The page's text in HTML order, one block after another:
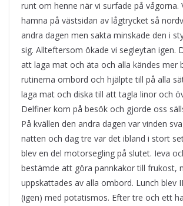
runt om henne när vi surfade på vågorna.
hamna på västsidan av lågtrycket så
andra dagen men sakta minskade den i
sig. Allteftersom ökade vi segleytan igen.
att laga mat och äta och alla kändes mer
rutinerna ombord och hjälpte till på alla
laga mat och diska till att tagla linor och
Delfiner kom på besök och gjorde oss
På kvällen den andra dagen var vinden
natten och dag tre var det ibland i stort
blev en del motorsegling på slutet. Ieva
bestämde att göra pannkakor till frukost,
uppskattades av alla ombord. Lunch blev
(igen) med potatismos. Efter tre och ett